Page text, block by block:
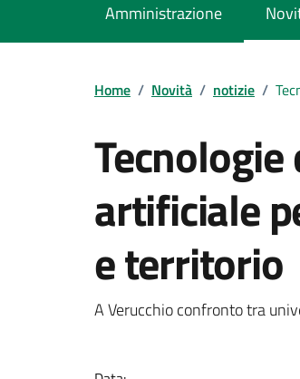
Amministrazione
Home / Novità / notizie /
artificiale
e territorio
Dettagli
A Verucchio confronto tra